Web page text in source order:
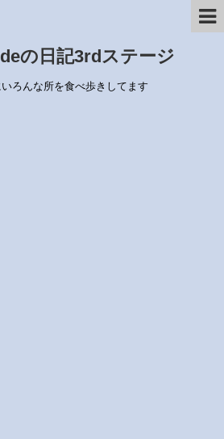
の日記3rdステージ
ろんな所を食べ歩きしてます